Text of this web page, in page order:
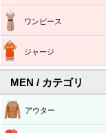
ワンピース
ジャージ
MEN / カテゴリ
アウター